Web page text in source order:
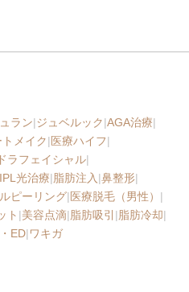
ラン|ジュベルック|AGA治療|
トメイク|医療ハイフ|
ラフェイシャル|
IPL光治療|脂肪注入 |鼻整形|
ピーリング|医療脱毛（男性） |
ト |美容点滴|脂肪吸引 |脂肪冷却|
ED|ワキガ